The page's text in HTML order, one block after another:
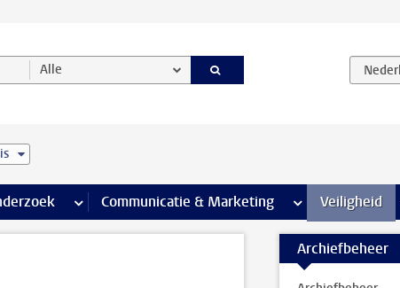
Alle
pagina’s
meer Onderzoek pagina’s
Communicatie & Marketing meerVeiligheid
Archiefbeheer